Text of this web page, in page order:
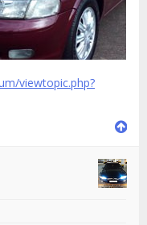
viewtopic.php?